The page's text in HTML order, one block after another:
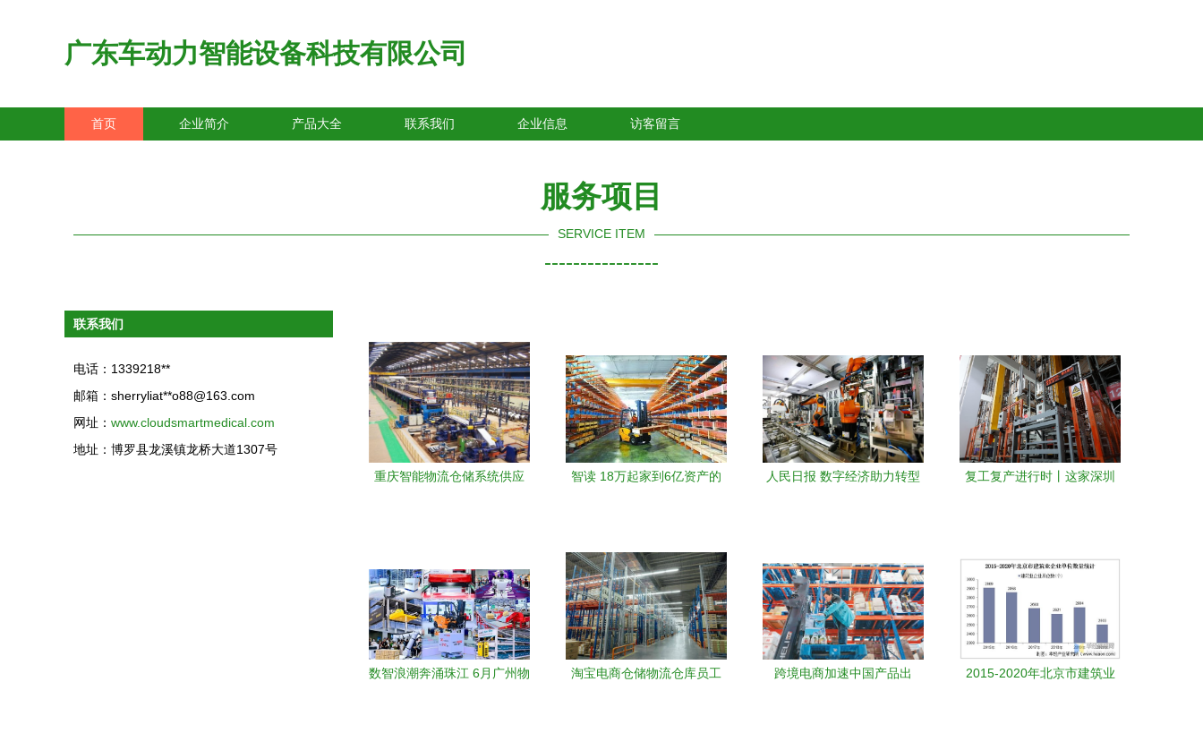
广东车动力智能设备科技有限公司
首页 企业简介 产品大全 联系我们 企业信息 访客留言
服务项目
SERVICE ITEM
----------------
联系我们
电话：1339218**
邮箱：sherryliat**o88@163.com
网址： www.cloudsmartmedical.com
地址：博罗县龙溪镇龙桥大道1307号
重庆智能物流仓储系统供应
智读 18万起家到6亿资产的
蜕变与前瞻
人民日报 数字经济助力转型
复工复产进行时丨这家深圳
数智浪潮奔涌珠江 6月广州物
淘宝电商仓储物流仓库员工
跨境电商加速中国产品出
2015-2020年北京市建筑业